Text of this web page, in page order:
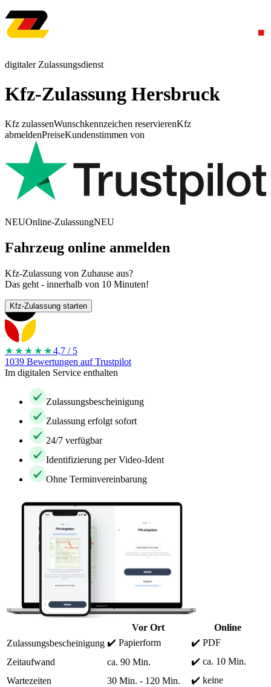
digitaler Zulassungsdienst
Kfz-Zulassung Hersbruck
Kfz zulassenWunschkennzeichen reservierenKfz
abmeldenPreiseKundenstimmen von
NEUOnline-ZulassungNEU
Fahrzeug online anmelden
Kfz-Zulassung von Zuhause aus?
Das geht - innerhalb von 10 Minuten!
Kfz-Zulassung starten
★★★★ ★4,7 / 5
1039 Bewertungen auf Trustpilot
Im digitalen Service enthalten
Zulassungsbescheinigung
Zulassung erfolgt sofort
24/7 verfügbar
Identifizierung per Video-Ident
Ohne Terminvereinbarung
Vor Ort
Online
Zulassungsbescheinigung ✔️ Papierform
✔️ PDF
Zeitaufwand
ca. 90 Min.
✔️ ca. 10 Min.
Wartezeiten
30 Min. - 120 Min. ✔️ keine